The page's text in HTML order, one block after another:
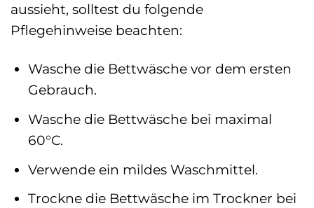
aussieht, solltest du folgende
Pflegehinweise beachten:
Wasche die Bettwäsche vor dem ersten
Gebrauch.
Wasche die Bettwäsche bei maximal
60°C.
Verwende ein mildes Waschmittel.
Trockne die Bettwäsche im Trockner bei